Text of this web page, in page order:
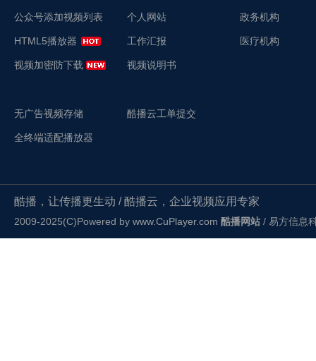
公众号添加视频列表
HTML5播放器
视频加密防下载
无广告视频存储
全终端适配播放器
个人网站
工作汇报
视频说明书
酷播云工单提交
政务机构
医疗机构
酷播，让传播更生动 / 酷播云，企业视频应用专家
2009-2025(C)Powered by www.CuPlayer.com 酷播网站 / 易方信息